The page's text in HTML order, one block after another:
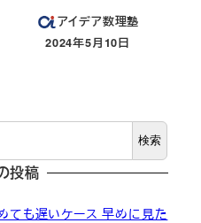
アイデア数理塾
投稿日
2024年5月10日
検索
投稿
ても遅いケース 早めに見た